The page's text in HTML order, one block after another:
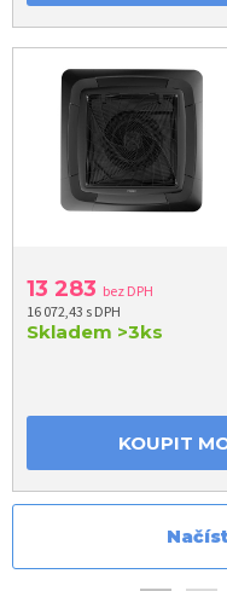
13 283 bez DPH
16 072,43 s DPH
Skladem >3ks
KOUPIT